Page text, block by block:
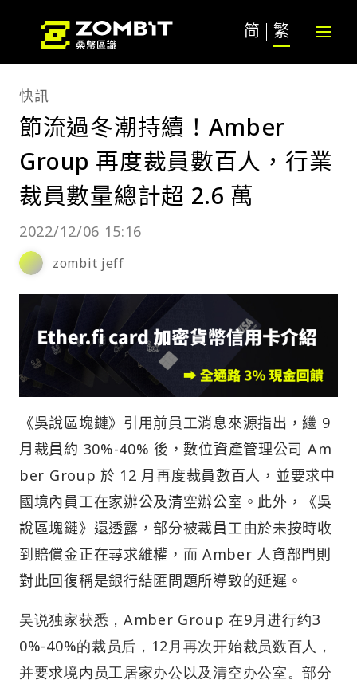
简 繁
快訊
節流過冬潮持續！Amber
Group 再度裁員數百人，行業
裁員數量總計超 2.6 萬
2022/12/06 15:16
zombit jeff
《吳說區塊鏈》引用前員工消息來源指出，繼 9
月裁員約 30%-40% 後，數位資產管理公司 Am
ber Group 於 12 月再度裁員數百人，並要求中
國境內員工在家辦公及清空辦公室。此外，《吳
說區塊鏈》還透露，部分被裁員工由於未按時收
到賠償金正在尋求維權，而 Amber 人資部門則
對此回復稱是銀行結匯問題所導致的延遲。
吴说独家获悉，Amber Group 在9月进行约3
0%-40%的裁员后，12月再次开始裁员数百人，
并要求境内员工居家办公以及清空办公室。部分